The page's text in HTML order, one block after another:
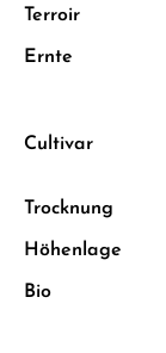
Terroir
Ernte
Cultivar
Trocknung
Höhenlage
Bio